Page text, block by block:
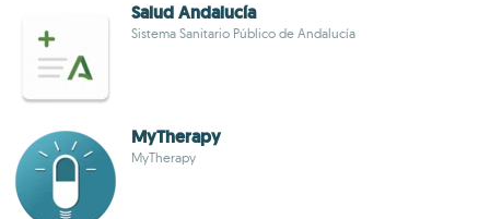
Salud Andalucía
Sistema Sanitario Público de Andalucía
MyTherapy
MyTherapy